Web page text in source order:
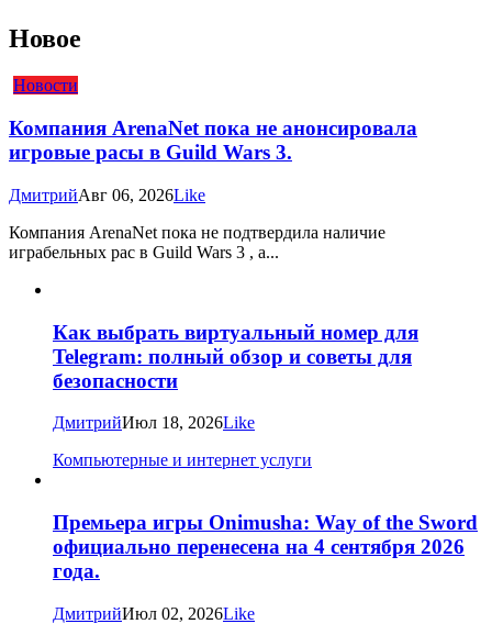
Новое
Новости
Компания ArenaNet пока не анонсировала
игровые расы в Guild Wars 3.
ДмитрийАвг 06, 2026Like
Компания ArenaNet пока не подтвердила наличие
играбельных рас в Guild Wars 3 , а...
Как выбрать виртуальный номер для
Telegram: полный обзор и советы для
безопасности
ДмитрийИюл 18, 2026Like
Компьютерные и интернет услуги
Премьера игры Onimusha: Way of the Sword
официально перенесена на 4 сентября 2026
года.
ДмитрийИюл 02, 2026Like